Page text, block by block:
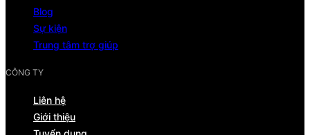
Blog
Sự kiện
Trung tâm trợ giúp
CÔNG TY
Liên hệ
Giới thiệu